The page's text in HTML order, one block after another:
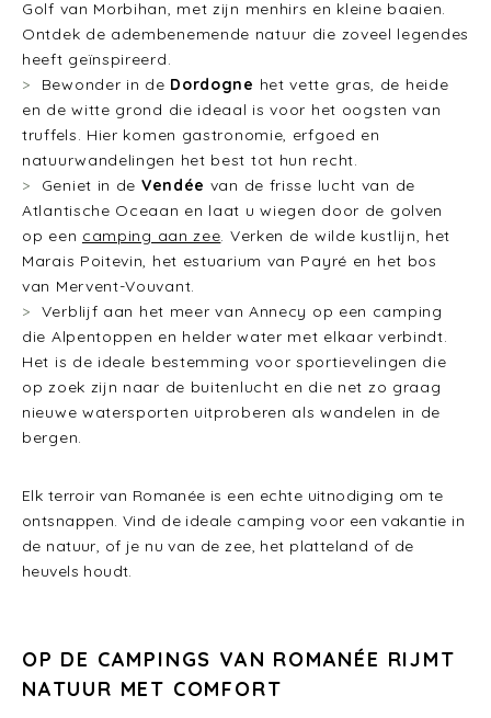
Golf van Morbihan, met zijn menhirs en kleine baaien.
Ontdek de adembenemende natuur die zoveel legendes
heeft geïnspireerd.
Bewonder in de Dordogne het vette gras, de heide
en de witte grond die ideaal is voor het oogsten van
truffels. Hier komen gastronomie, erfgoed en
natuurwandelingen het best tot hun recht.
Geniet in de Vendée van de frisse lucht van de
Atlantische Oceaan en laat u wiegen door de golven
op een camping aan zee. Verken de wilde kustlijn, het
Marais Poitevin, het estuarium van Payré en het bos
van Mervent-Vouvant.
Verblijf aan het meer van Annecy op een camping
die Alpentoppen en helder water met elkaar verbindt.
Het is de ideale bestemming voor sportievelingen die
op zoek zijn naar de buitenlucht en die net zo graag
nieuwe watersporten uitproberen als wandelen in de
bergen.
Elk terroir van Romanée is een echte uitnodiging om te
ontsnappen. Vind de ideale camping voor een vakantie in
de natuur, of je nu van de zee, het platteland of de
heuvels houdt.
OP DE CAMPINGS VAN ROMANÉE RIJMT
NATUUR MET COMFORT